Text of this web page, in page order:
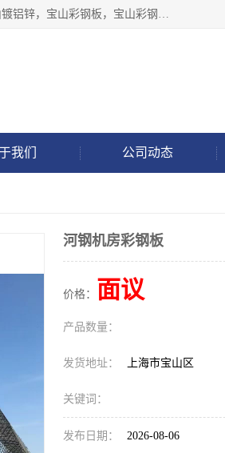
上海轩本实业有限公司于2017年注册地位于上海市宝山区，主要经营产品有：宝山彩钢卷，宝山镀铝锌，宝山彩钢板，宝山彩钢瓦等产品的生产和销售。
我们 公司动态
河钢机房彩钢板
价格： 面议
产品数量：
发货地址： 上海市宝山区
关键词：
发布日期： 2026-08-06